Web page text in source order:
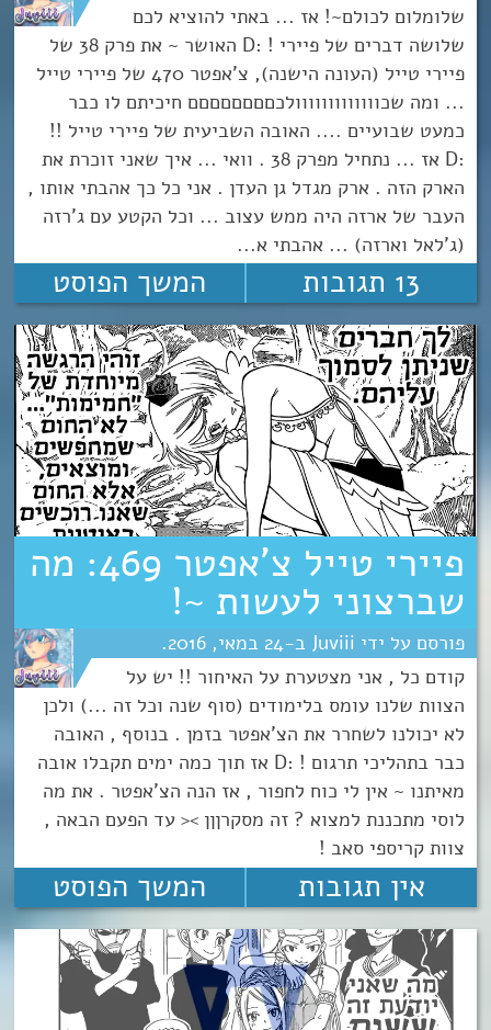
שלומלום לכולם~! אז ... באתי להוציא לכם
שלושה דברים של פיירי ! :D האושר ~ את פרק 38 של
פיירי טייל (העונה הישנה), צ'אפטר 470 של פיירי טייל
... ומה שכווווווווווווולכםםםםםםםם חיכיתם לו כבר
כמעט שבועיים .... האובה השביעית של פיירי טייל !!
:D אז ... נתחיל מפרק 38 . וואי ... איך שאני זוכרת את
הארק הזה . ארק מגדל גן העדן . אני כל כך אהבתי אותו ,
העבר של ארזה היה ממש עצוב ... וכל הקטע עם ג'רזה
(ג'לאל וארזה) ... אהבתי א...
13 תגובות המשך הפוסט
פיירי טייל צ’אפטר 469: מה
שברצוני לעשות ~!
Juviii
24 מאי 2016
קודם כל , אני מצטערת על האיחור !! יש על
הצוות שלנו עומס בלימודים (סוף שנה וכל זה ...) ולכן
לא יכולנו לשחרר את הצ'אפטר בזמן . בנוסף , האובה
כבר בתהליכי תרגום ! :D אז תוך כמה ימים תקבלו אובה
מאיתנו ~ אין לי כוח לחפור , אז הנה הצ'אפטר . את מה
לוסי מתכננת למצוא ? זה מסקרןןן >< עד הפעם הבאה ,
צוות קריספי סאב !
אין תגובות המשך הפוסט